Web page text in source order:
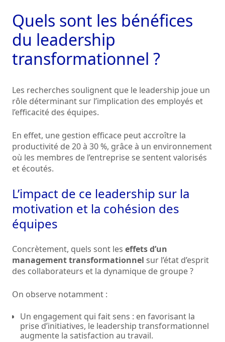
Quels sont les bénéfices
du leadership
transformationnel ?
Les recherches soulignent que le leadership joue un
rôle déterminant sur l’implication des employés et
l’efficacité des équipes.
En effet, une gestion efficace peut accroître la
productivité de 20 à 30 %, grâce à un environnement
où les membres de l’entreprise se sentent valorisés
et écoutés.
L’impact de ce leadership sur la
motivation et la cohésion des
équipes
Concrètement, quels sont les effets d’un
management transformationnel sur l’état d’esprit
des collaborateurs et la dynamique de groupe ?
On observe notamment :
Un engagement qui fait sens : en favorisant la
prise d’initiatives, le leadership transformationnel
augmente la satisfaction au travail.